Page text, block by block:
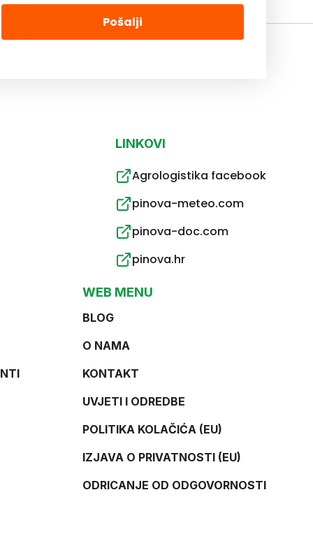
Pošalji
LINKOVI
Agrologistika facebook
pinova-meteo.com
pinova-doc.com
pinova.hr
WEB MENU
BLOG
O NAMA
KONTAKT
UVJETI I ODREDBE
POLITIKA KOLAČIĆA (EU)
IZJAVA O PRIVATNOSTI (EU)
ODRICANJE OD ODGOVORNOSTI